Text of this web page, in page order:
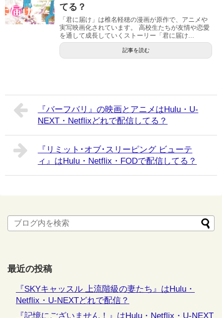
てる？
「君に届け」は椎名軽穂の漫画が原作で、アニメや
実写映画化されています。 高校生たちが友情や恋愛
を通して成長していくストーリー「君に届け...
記事を読む
『バーフバリ』の映画とアニメはHulu・U-
NEXT・Netflixどれで配信してる？
『リミット･オブ･スリーピング ビューテ
ィ』はHulu・Netflix・FODで配信してる？
最近の投稿
『SKYキャッスル 上流階級の妻たち』はHulu・
Netflix・U-NEXTどれで配信？
『記憶にございません！』はHulu・Netflix・U-NEXT